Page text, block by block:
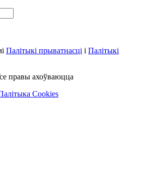
Палітыкі прыватнасці і Палітыкі
правы ахоўваюцца
Cookies